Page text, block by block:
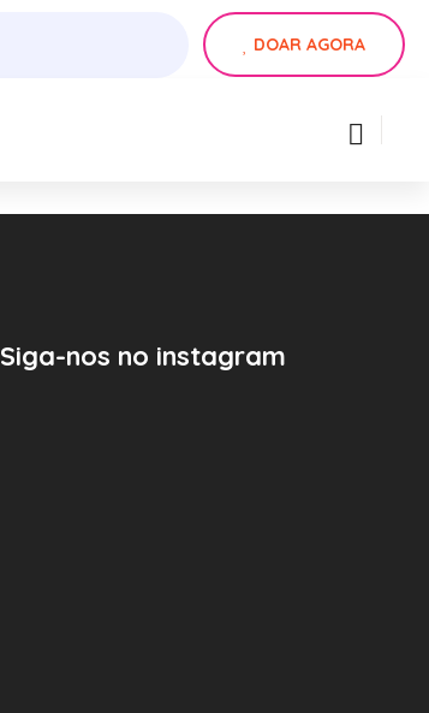
DOAR AGORA
Siga-nos no instagram